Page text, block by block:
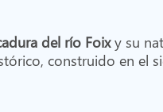
del río Foixy su
construido en el